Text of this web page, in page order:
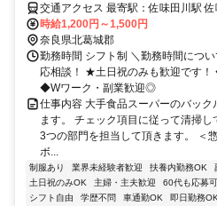
交通アクセス 最寄駅：佐味田川駅 佐味田川駅～徒歩6分＊車通勤OK
＊バイク通勤OK
時給1,200円～1,500円
奈良県北葛城郡
勤務時間 シフト制 ＼勤務時間につ
応相談！ ★土日祝のみも歓迎です
◆Wワーク・副業歓迎◎
仕事内容 大手食品スーパーのバッ
ます。 チェック項目に従って清掃
3つの部門を担当して頂きます。 ＜
ボ...
制服あり 業界未経験者歓迎 扶養内勤務OK
土日祝のみOK
主婦・主夫歓迎 60代も応募可
シフト自由
学歴不問 車通勤OK 即日勤務OK